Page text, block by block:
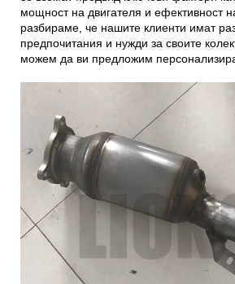
мощност на двигателя и ефективност
разбираме, че нашите клиенти имат
предпочитания и нужди за своите
можем да ви предложим